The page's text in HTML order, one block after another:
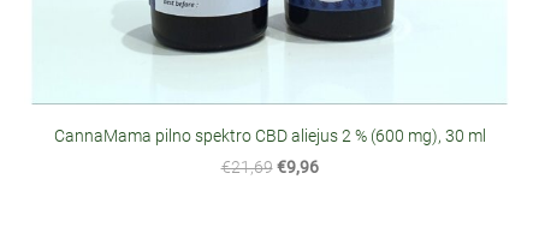
CannaMama pilno spektro CBD aliejus 2 % (600 mg), 30 ml
€21,69 €9,96